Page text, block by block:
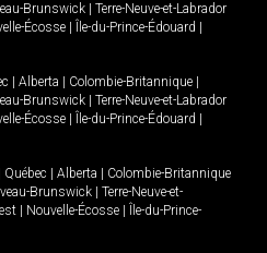
Brunswick
Terre-Neuve-et-Labrador
Écosse Île-du-Prince-Édouard
Alberta Colombie-Britannique
Brunswick
Terre-Neuve-et-Labrador
Écosse Île-du-Prince-Édouard
Québec Alberta
Colombie-Britannique
Brunswick
Terre-Neuve-et-
Nouvelle-Écosse
Île-du-Prince-